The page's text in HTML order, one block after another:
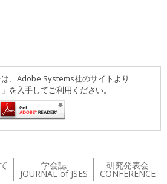
、Adobe Systems社のサイトより
を入手してご利用ください。
学会誌
JOURNAL of JSES
研究発表会
CONFERENCE